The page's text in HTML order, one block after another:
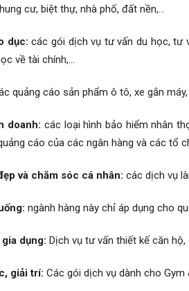
cư, biệt thự, nhà phố, đất nền,…
dục: các gói dịch vụ tư vấn du học, tư
về tài chính,…
quảng cáo sản phẩm ô tô, xe gắn
doanh: các loại hình bảo hiểm nhân
cáo của các ngân hàng và các tổ
và chăm sóc cá nhân: các dịch vụ
ngành hàng này chỉ áp dụng cho
dụng: Dịch vụ tư vấn thiết kế căn
giải trí: Các gói dịch vụ dành cho Gym